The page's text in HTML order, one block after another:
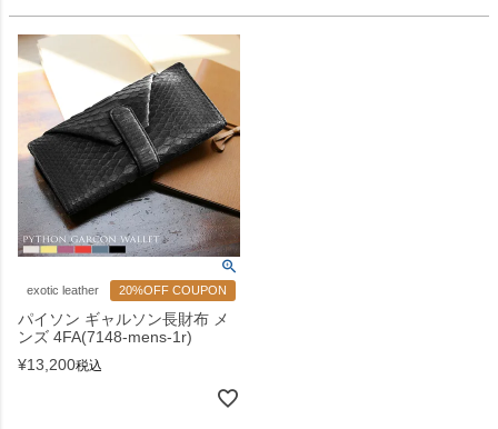
exotic leather 20%OFF COUPON
パイソン ギャルソン長財布 メ
ンズ 4FA(7148-mens-1r)
¥13,200税込